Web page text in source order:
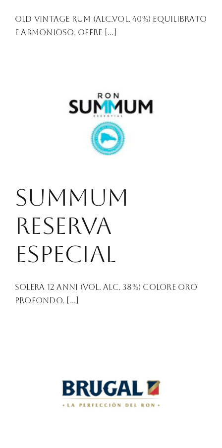
Old Vintage Rum (alc.vol. 40%) Equilibrato
e armonioso, offre [...]
Summum
Reserva
Especial
Solera 12 Anni (Vol. Alc. 38%) Colore oro
profondo. [...]